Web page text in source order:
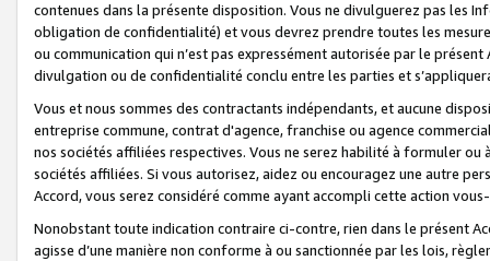
contenues dans la présente disposition. Vous ne divulguerez pas les
obligation de confidentialité) et vous devrez prendre toutes les
ou communication qui n’est pas expressément autorisée par le
divulgation ou de confidentialité conclu entre les parties et
Vous et nous sommes des contractants indépendants, et aucune
entreprise commune, contrat d'agence, franchise ou agence
nos sociétés affiliées respectives. Vous ne serez habilité à formuler
sociétés affiliées. Si vous autorisez, aidez ou encouragez une autre
Accord, vous serez considéré comme ayant accompli cette action
Nonobstant toute indication contraire ci-contre, rien dans le présent
agisse d’une manière non conforme à ou sanctionnée par les lois,